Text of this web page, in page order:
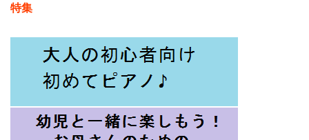
特集